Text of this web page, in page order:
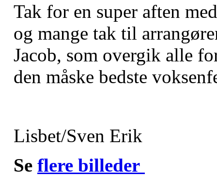
Tak for en super aften
og mange tak til
Jacob, som overgik alle
den måske bedste
Lisbet/Sven Erik
Se flere billeder